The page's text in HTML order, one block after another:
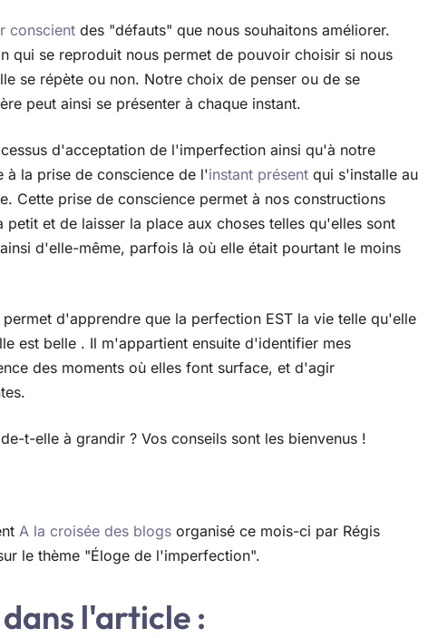
conscient des "défauts" que nous souhaitons améliorer.
qui se reproduit nous permet de pouvoir choisir si nous
se répète ou non. Notre choix de penser ou de se
peut ainsi se présenter à chaque instant.
d'acceptation de l'imperfection ainsi qu'à notre
à la prise de conscience de l'instant présent qui s'installe au
Cette prise de conscience permet à nos constructions
petit et de laisser la place aux choses telles qu'elles sont
d'elle-même, parfois là où elle était pourtant le moins
d'apprendre que la perfection EST la vie telle qu'elle
est belle . Il m'appartient ensuite d'identifier mes
des moments où elles font surface, et d'agir
t-elle à grandir ? Vos conseils sont les bienvenus !
A la croisée des blogs organisé ce mois-ci par Régis
le thème "Éloge de l'imperfection".
l'article :